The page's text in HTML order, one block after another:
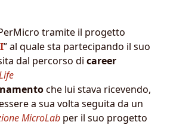
tramite il progetto
” al quale sta partecipando il suo
dal percorso di career
che lui stava ricevendo,
a sua volta seguita da un
MicroLab per il suo progetto